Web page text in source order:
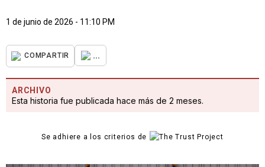
1 de junio de 2026 - 11:10 PM
COMPARTIR ...
ARCHIVO
Esta historia fue publicada hace más de 2 meses.
Se adhiere a los criterios de